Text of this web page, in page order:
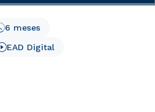
6 meses
EAD Digital